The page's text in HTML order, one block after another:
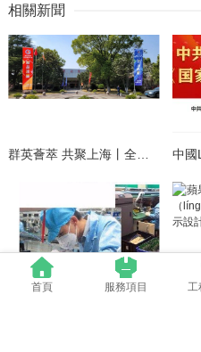
相關新聞
群英薈萃 共聚上海丨全國LED精品巡展攜手共謀行（háng）業發展大計
首頁 服務項目 工